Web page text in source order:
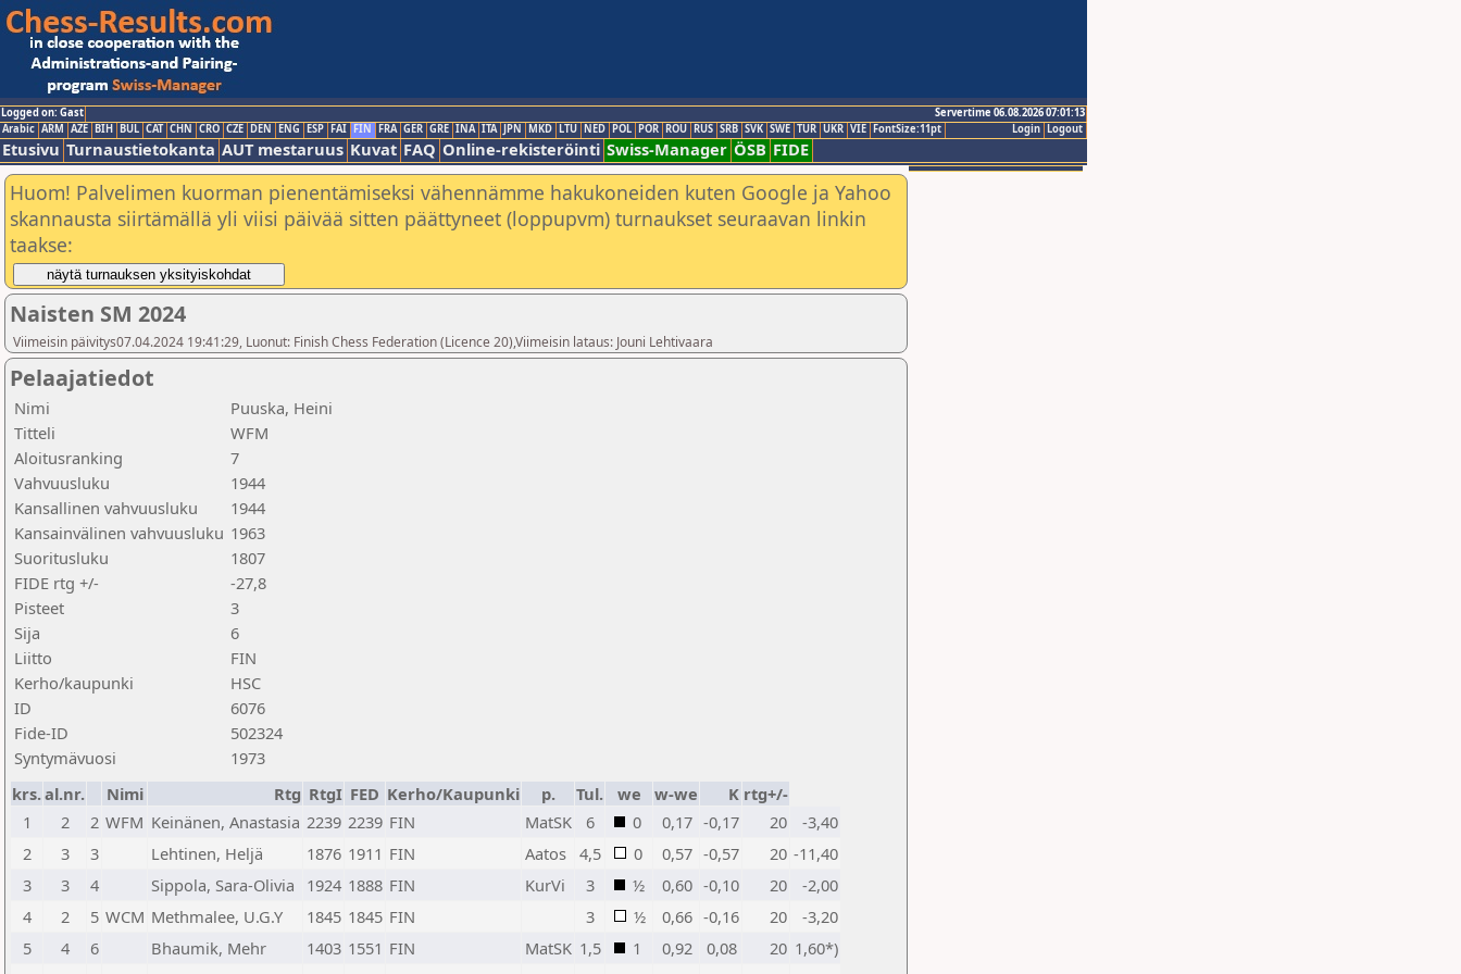
Logged on: Gast
Servertime 06.08.2026 07:01:13
Logout
Login
Arabic ARM AZE BIH BUL CAT CHN CRO CZE DEN ENG ESP FAI FIN FRA GER GRE INA ITA JPN MKD LTU NED POL POR ROU RUS SRB SVK SWE TUR UKR VIE FontSize:11pt
Etusivu Turnaustietokanta AUT mestaruus Kuvat FAQ Online-rekisteröinti Swiss-Manager ÖSB FIDE
Huom! Palvelimen kuorman pienentämiseksi vähennämme hakukoneiden kuten Google ja Yahoo
skannausta siirtämällä yli viisi päivää sitten päättyneet (loppupvm) turnaukset seuraavan linkin
taakse:
Naisten SM 2024
Viimeisin päivitys07.04.2024 19:41:29, Luonut: Finish Chess Federation (Licence 20),Viimeisin lataus: Jouni Lehtivaara
Pelaajatiedot
Nimi
Puuska, Heini
Titteli
WFM
Aloitusranking
7
Vahvuusluku
1944
Kansallinen vahvuusluku
1944
Kansainvälinen vahvuusluku 1963
Suoritusluku
1807
FIDE rtg +/-
-27,8
Pisteet
3
Sija
6
Liitto
FIN
Kerho/kaupunki
HSC
ID
6076
Fide-ID
502324
Syntymävuosi
1973
krs.al.nr. Nimi Rtg RtgI FED Kerho/Kaupunki p. Tul. we w-we K rtg+/-
1
2 2 WFM Keinänen, Anastasia 2239 2239 FIN MatSK 6 0 0,17 -0,17 20
-3,40
2
3 3 Lehtinen, Heljä 1876 1911 FIN Aatos 4,5 0 0,57 -0,57 20 -11,40
3
3 4 Sippola, Sara-Olivia 1924 1888 FIN KurVi 3 ½ 0,60 -0,10 20
-2,00
4
2 5 WCM Methmalee, U.G.Y 1845 1845 FIN 3 ½ 0,66 -0,16 20
-3,20
5
4 6 Bhaumik, Mehr 1403 1551 FIN MatSK 1,5 1 0,92 0,08 20 1,60*)